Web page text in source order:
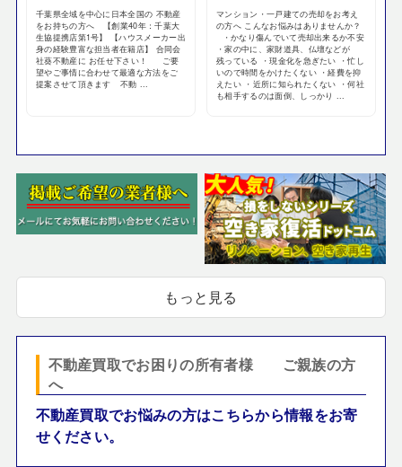
千葉県全域を中心に日本全国の 不動産
をお持ちの方へ 【創業40年：千葉大
生協提携店第1号】 【ハウスメーカー出
身の経験豊富な担当者在籍店】 合同会
社葵不動産に お任せ下さい！ ご要
望やご事情に合わせて最適な方法をご
提案させて頂きます 不動 ...
マンション・一戸建ての売却をお考え
の方へ こんなお悩みはありませんか？
・かなり傷んでいて売却出来るか不安
・家の中に、家財道具、仏壇などが
残っている ・現金化を急ぎたい ・忙し
いので時間をかけたくない ・経費を抑
えたい ・近所に知られたくない ・何社
も相手するのは面倒、しっかり ...
もっと見る
不動産買取でお困りの所有者様 ご親族の方
へ
不動産買取でお悩みの方はこちらから情報をお寄
せください。